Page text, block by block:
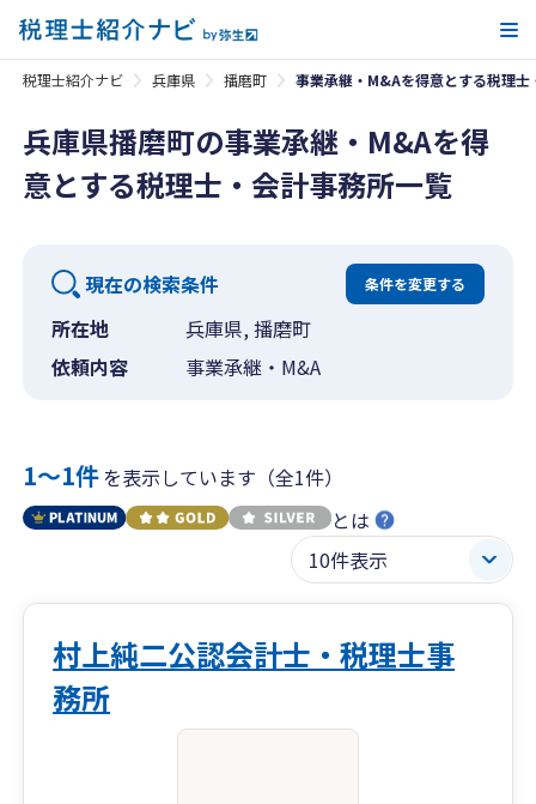
税理士紹介ナビ 兵庫県 播磨町 事業承継・M&Aを得意とする税理士
兵庫県播磨町の事業承継・M&Aを得
意とする税理士・会計事務所一覧
現在の検索条件 条件を変更する
所在地
兵庫県, 播磨町
依頼内容
事業承継・M&A
1〜1件を表示しています（全1件）
とは
村上純二公認会計士・税理士事
務所